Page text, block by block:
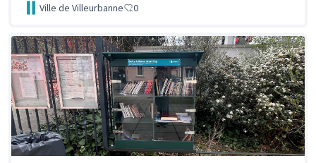
Ville de Villeurbanne 0